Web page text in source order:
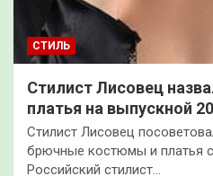
СТИЛЬ
Стилист Лисовец
платья на выпускной
Стилист Лисовец
брючные костюмы и платья
Российский стилист…